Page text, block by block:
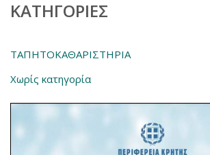
KΑΤΗΓΟΡΊΕΣ
ΤΑΠΗΤΟΚΑΘΑΡΙΣΤΗΡΙΑ
Χωρίς κατηγορία